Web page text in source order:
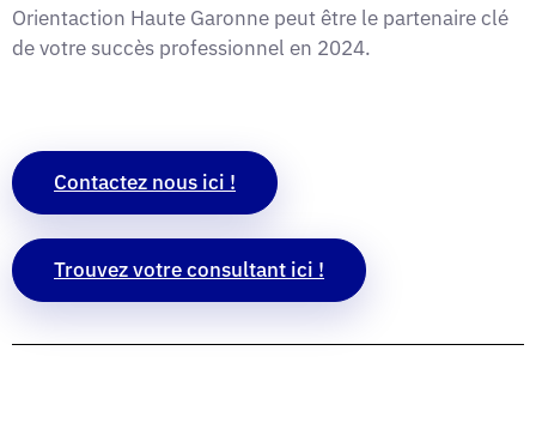
Orientaction Haute Garonne peut être le partenaire clé
de votre succès professionnel en 2024.
Contactez nous ici !
Trouvez votre consultant ici !